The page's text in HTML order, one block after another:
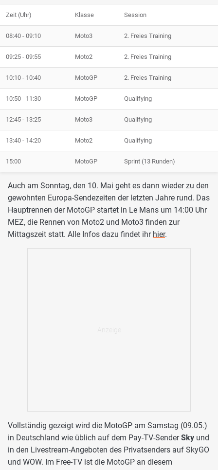
Zeit (Uhr) Klasse Session
08:40 - 09:10 Moto3 2. Freies Training
09:25 - 09:55 Moto2 2. Freies Training
10:10 - 10:40 MotoGP 2. Freies Training
10:50 - 11:30 MotoGP Qualifying
12:45 - 13:25 Moto3 Qualifying
13:40 - 14:20 Moto2 Qualifying
15:00 MotoGP Sprint (13 Runden)
Auch am Sonntag, den 10. Mai geht es dann wieder zu den
gewohnten Europa-Sendezeiten der letzten Jahre rund. Das
Hauptrennen der MotoGP startet in Le Mans um 14:00 Uhr
MEZ, die Rennen von Moto2 und Moto3 finden zur
Mittagszeit statt. Alle Infos dazu findet ihr hier.
Vollständig gezeigt wird die MotoGP am Samstag (09.05.)
in Deutschland wie üblich auf dem Pay-TV-SenderSky und
in den Livestream-Angeboten des Privatsenders auf SkyGO
und WOW. Im Free-TV ist die MotoGP an diesem